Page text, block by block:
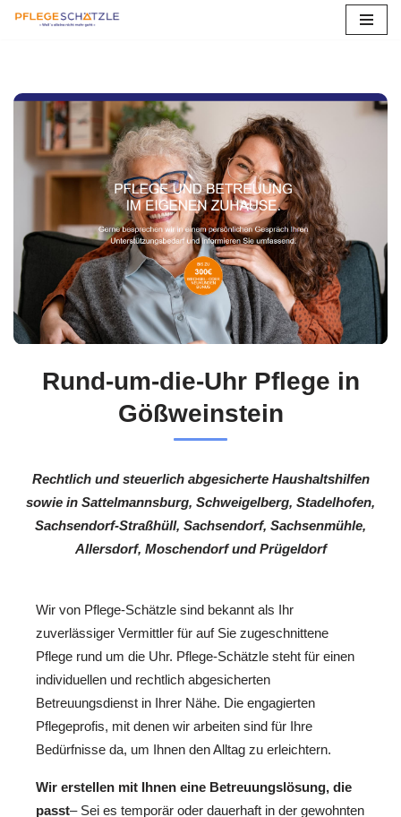
springen
Rund-um-die-Uhr Pflege in
Gößweinstein
Rechtlich und steuerlich abgesicherte Haushaltshilfen
sowie in Sattelmannsburg, Schweigelberg, Stadelhofen,
Sachsendorf-Straßhüll, Sachsendorf, Sachsenmühle,
Allersdorf, Moschendorf und Prügeldorf
Wir von Pflege-Schätzle sind bekannt als Ihr
zuverlässiger Vermittler für auf Sie zugeschnittene
Pflege rund um die Uhr. Pflege-Schätzle steht für einen
individuellen und rechtlich abgesicherten
Betreuungsdienst in Ihrer Nähe. Die engagierten
Pflegeprofis, mit denen wir arbeiten sind für Ihre
Bedürfnisse da, um Ihnen den Alltag zu erleichtern.
Wir erstellen mit Ihnen eine Betreuungslösung, die
passt– Sei es temporär oder dauerhaft in der gewohnten